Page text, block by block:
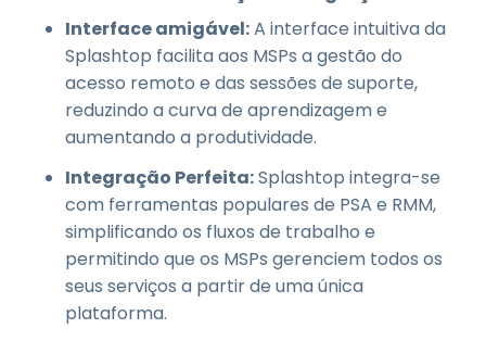
Interface amigável:A interface intuitiva da
Splashtop facilita aos MSPs a gestão do
acesso remoto e das sessões de suporte,
reduzindo a curva de aprendizagem e
aumentando a produtividade.
Integração Perfeita:Splashtop integra-se
com ferramentas populares de PSA e RMM,
simplificando os fluxos de trabalho e
permitindo que os MSPs gerenciem todos os
seus serviços a partir de uma única
plataforma.